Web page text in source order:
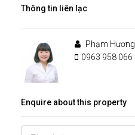
Thông tin liên lạc
Phạm Hương
0963 958 066
Enquire about this property